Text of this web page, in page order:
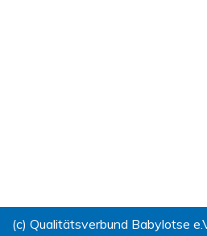
(c) Qualitätsverbund Babylotse